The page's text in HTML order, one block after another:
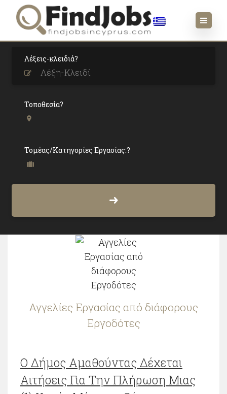
Λέξεις-κλειδιά?
Τοποθεσία?
Τομέας/Κατηγορίες Εργασίας:?
Αρχιτέκτονες
Αγγελίες Εργασίας από διάφορους
Εργοδότες
Ο Δήμος Αμαθούντας Δέχεται
Αιτήσεις Για Την Πλήρωση Μιας